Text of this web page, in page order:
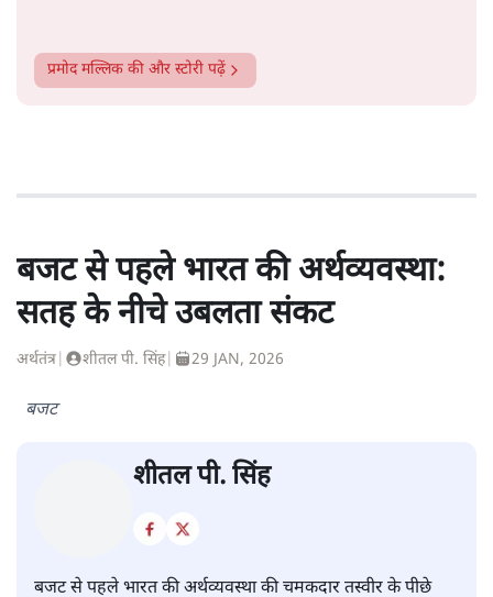
प्रमोद मल्लिक की और स्टोरी पढ़ें
बजट से पहले भारत की अर्थव्यवस्था:
सतह के नीचे उबलता संकट
अर्थतंत्र शीतल पी. सिंह| 29 JAN, 2026